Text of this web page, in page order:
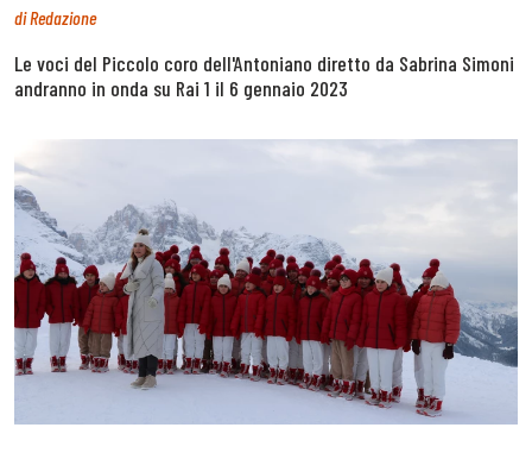
diRedazione
Le voci del Piccolo coro dell'Antoniano diretto da Sabrina Simoni
andranno in onda su Rai 1 il 6 gennaio 2023